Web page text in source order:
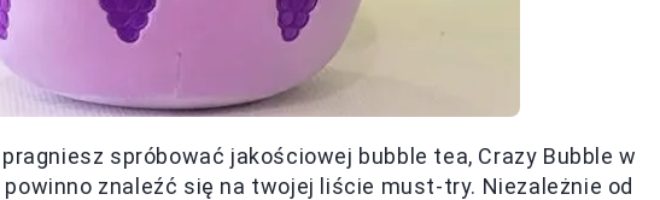
spróbować jakościowej bubble tea, Crazy Bubble w
znaleźć się na twojej liście must-try. Niezależnie od